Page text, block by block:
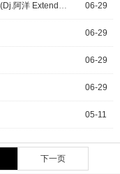
Gord Bamford - When Your Lips Are So Close(Dj.阿洋 Extended Mix) 06-29
06-29
06-29
06-29
05-11
下一页